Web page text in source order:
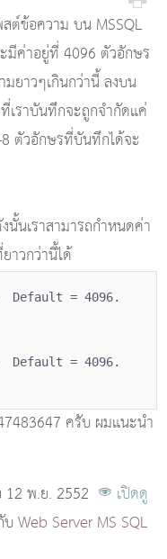
ต์ข้อความ บน MSSQL
มีค่าอยู่ที่ 4096 ตัวอักษร
มยาวๆเกินกว่านี้ ลงบน
เราบันทึกจะถูกจำกัดแค่
ตัวอักษรที่บันทึกได้จะ
นเราสามารถกำหนดค่า
าวกว่านี้ได้
Default = 4096.
Default = 4096.
ครับ ผมแนะนำ
12 พ.ย. 2552
เปิดดู
Web Server MS SQL